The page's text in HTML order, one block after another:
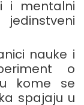
i mentalni
jedinstveni
nauke i
o
u kome se
spajaju u